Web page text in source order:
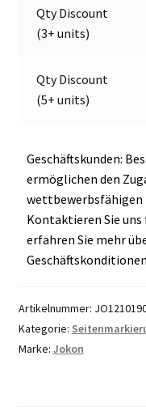
Qty Discount
(3+ units)
Qty Discount
(5+ units)
Geschäftskunden:
ermöglichen den
wettbewerbsfähigen
Kontaktieren Sie
erfahren Sie mehr
Artikelnummer:
Kategorie:
Marke: Jokon